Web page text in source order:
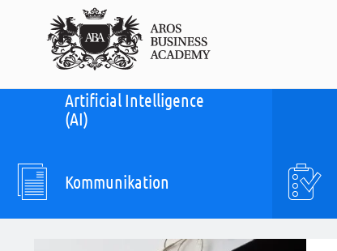
Artificial Intelligence
(AI)
Kommunikation